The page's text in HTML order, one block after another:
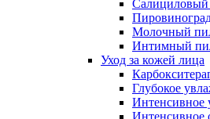
Молочный
Интимный
Уход за кожей лица
Глубокое
Интенсивное
Интенсивное